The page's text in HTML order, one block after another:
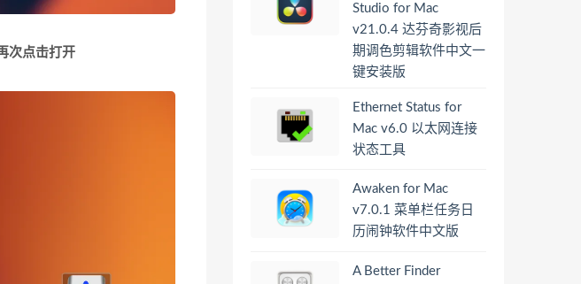
次点击打开
Studio for Mac
v21.0.4 达芬奇影视后
期调色剪辑软件中文一
键安装版
Ethernet Status for
Mac v6.0 以太网连接
状态工具
Awaken for Mac
v7.0.1 菜单栏任务日
历闹钟软件中文版
A Better Finder